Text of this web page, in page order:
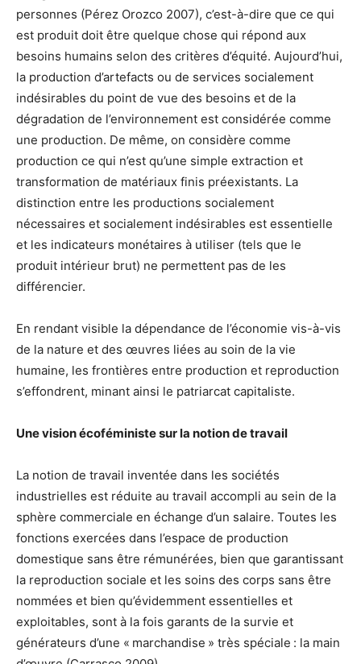
personnes (Pérez Orozco 2007), c’est-à-dire que ce qui
est produit doit être quelque chose qui répond aux
besoins humains selon des critères d’équité. Aujourd’hui,
la production d’artefacts ou de services socialement
indésirables du point de vue des besoins et de la
dégradation de l’environnement est considérée comme
une production. De même, on considère comme
production ce qui n’est qu’une simple extraction et
transformation de matériaux finis préexistants. La
distinction entre les productions socialement
nécessaires et socialement indésirables est essentielle
et les indicateurs monétaires à utiliser (tels que le
produit intérieur brut) ne permettent pas de les
différencier.
En rendant visible la dépendance de l’économie vis-à-vis
de la nature et des œuvres liées au soin de la vie
humaine, les frontières entre production et reproduction
s’effondrent, minant ainsi le patriarcat capitaliste.
Une vision écoféministe sur la notion de travail
La notion de travail inventée dans les sociétés
industrielles est réduite au travail accompli au sein de la
sphère commerciale en échange d’un salaire. Toutes les
fonctions exercées dans l’espace de production
domestique sans être rémunérées, bien que garantissant
la reproduction sociale et les soins des corps sans être
nommées et bien qu’évidemment essentielles et
exploitables, sont à la fois garants de la survie et
générateurs d’une « marchandise » très spéciale : la main